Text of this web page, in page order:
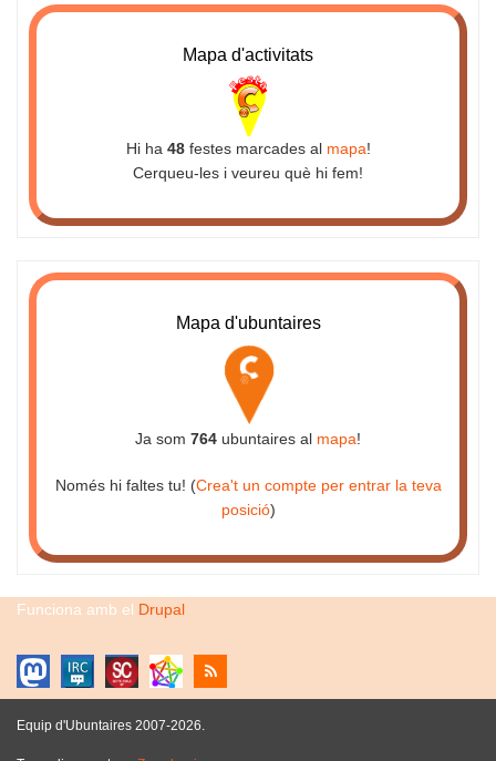
Mapa d'activitats
Hi ha 48festes marcades al mapa!
Cerqueu-les i veureu què hi fem!
Mapa d'ubuntaires
Ja som 764 ubuntaires al mapa!
Només hi faltes tu! (Crea't un compte per entrar la teva
posició)
Funciona amb el Drupal
Equip d'Ubuntaires 2007-2026.